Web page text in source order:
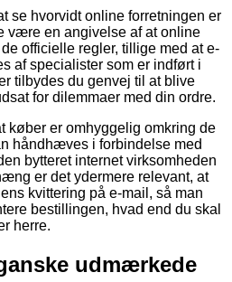
se hvorvidt online forretningen er
være en angivelse af at online
officielle regler, tillige med at e-
af specialister som er indført i
tilbydes du genvej til at blive
for dilemmaer med din ordre.
køber er omhyggelig omkring de
håndhæves i forbindelse med
bytteret internet virksomheden
er det ydermere relevant, at
kvittering på e-mail, så man
bestillingen, hvad end du skal
herre.
udmærkede